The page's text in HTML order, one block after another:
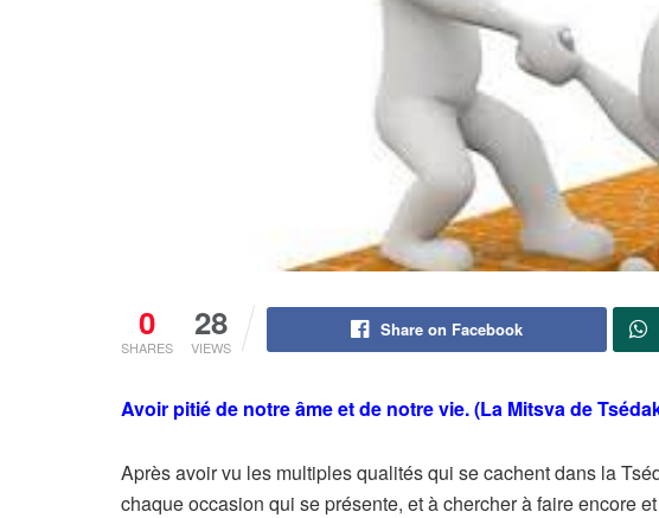
0
SHARES
28
VIEWS
Share on Facebook
Avoir pitié de notre âme et de notre vie. (La Mitsva de
Après avoir vu les multiples qualités qui se cachent dans la
chaque occasion qui se présente, et à chercher à faire encore